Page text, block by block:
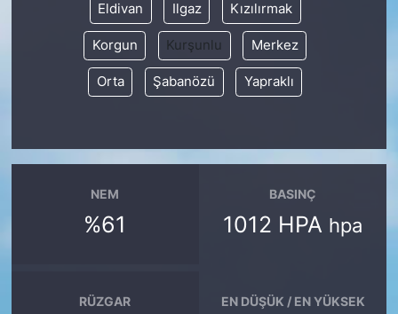
Eldivan Ilgaz Kızılırmak
Korgun Kurşunlu Merkez
Orta Şabanözü Yapraklı
NEM
%61
BASINÇ
1012 HPA hpa
RÜZGAR EN DÜŞÜK / EN YÜKSEK